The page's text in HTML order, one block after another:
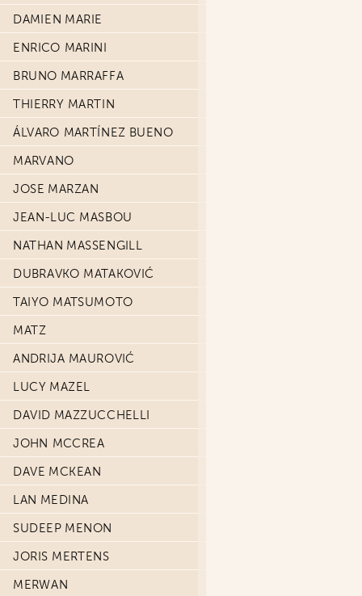
DAMIEN MARIE
ENRICO MARINI
BRUNO MARRAFFA
THIERRY MARTIN
ÁLVARO MARTÍNEZ BUENO
MARVANO
JOSE MARZAN
JEAN-LUC MASBOU
NATHAN MASSENGILL
DUBRAVKO MATAKOVIĆ
TAIYO MATSUMOTO
MATZ
ANDRIJA MAUROVIĆ
LUCY MAZEL
DAVID MAZZUCCHELLI
JOHN MCCREA
DAVE MCKEAN
LAN MEDINA
SUDEEP MENON
JORIS MERTENS
MERWAN